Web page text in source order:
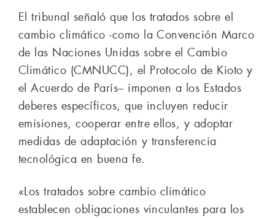
El tribunal señaló que los tratados sobre el
cambio climático -como la Convención Marco
de las Naciones Unidas sobre el Cambio
Climático (CMNUCC), el Protocolo de Kioto y
el Acuerdo de París– imponen a los Estados
deberes específicos, que incluyen reducir
emisiones, cooperar entre ellos, y adoptar
medidas de adaptación y transferencia
tecnológica en buena fe.
«Los tratados sobre cambio climático
establecen obligaciones vinculantes para los